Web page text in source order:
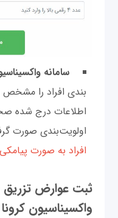
سامانه
بندی افراد را
اطلاعات درج شده
اولویت‌بندی صورت
افراد به صورت
ثبت عوارض تزریق
واکسیناسیون کرونا